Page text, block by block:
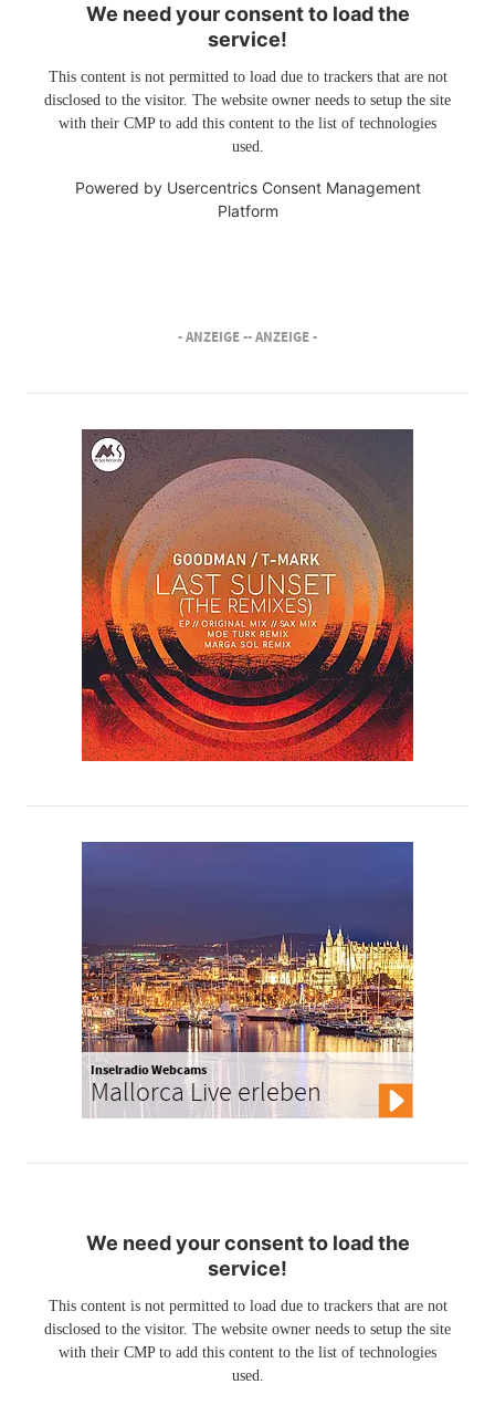
We need your consent to load the
service!
This content is not permitted to load due to trackers that are not
disclosed to the visitor. The website owner needs to setup the site
with their CMP to add this content to the list of technologies
used.
Powered by Usercentrics Consent Management
Platform
- ANZEIGE -- ANZEIGE -
Inselradio Webcams
Mallorca Live erleben
We need your consent to load the
service!
This content is not permitted to load due to trackers that are not
disclosed to the visitor. The website owner needs to setup the site
with their CMP to add this content to the list of technologies
used.